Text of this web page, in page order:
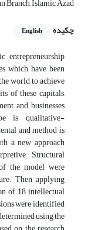
Branch, Islamic Azad
چکیده
English
entrepreneurship
which have been
world, to achieve
of these capitals,
and businesses
is qualitative-
and method is
a new approach
Structural
the model were
Then applying
of 18 intellectual
were identified
using the